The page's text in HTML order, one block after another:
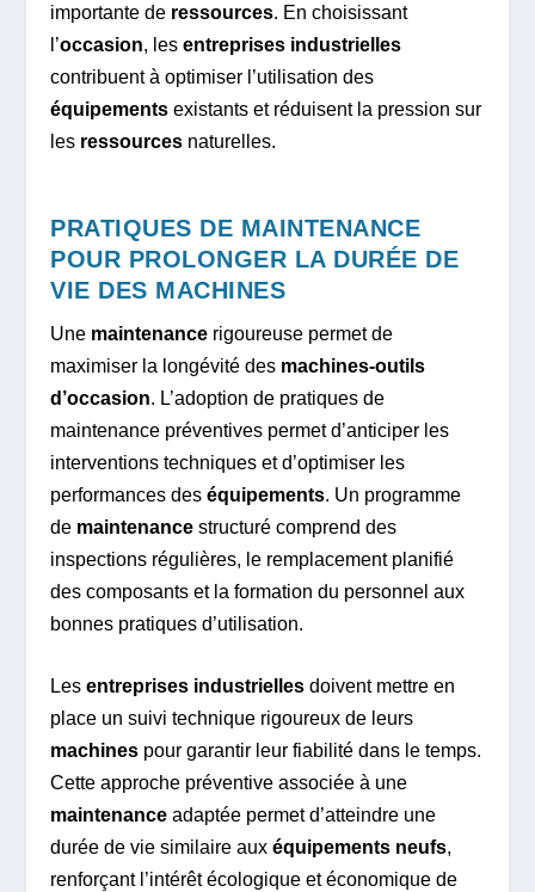
importante de ressources. En choisissant
l’occasion, lesentreprises industrielles
contribuent à optimiser l’utilisation des
équipements existants et réduisent la pression sur
les ressources naturelles.
PRATIQUES DE MAINTENANCE
POUR PROLONGER LA DURÉE DE
VIE DES MACHINES
Une maintenance rigoureuse permet de
maximiser la longévité des machines-outils
d’occasion. L’adoption de pratiques de
maintenance préventives permet d’anticiper les
interventions techniques et d’optimiser les
performances deséquipements. Un programme
de maintenance structuré comprend des
inspections régulières, le remplacement planifié
des composants et la formation du personnel aux
bonnes pratiques d’utilisation.
Lesentreprises industrielles doivent mettre en
place un suivi technique rigoureux de leurs
machines pour garantir leur fiabilité dans le temps.
Cette approche préventive associée à une
maintenance adaptée permet d’atteindre une
durée de vie similaire auxéquipements neufs,
renforçant l’intérêt écologique et économique de